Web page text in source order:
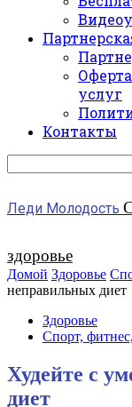
услуг
Контакты
Леди Молодость
здоровье
Домой Здоровье
неправильных диет
Здоровье
Спорт,
Худейте с
диет